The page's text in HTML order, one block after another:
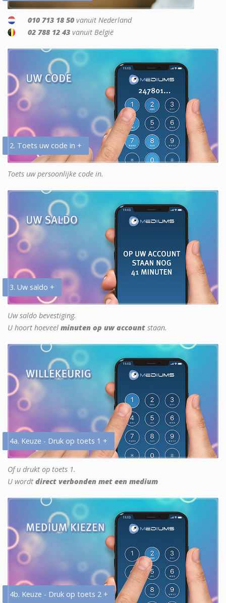
010 713 18 50 vanuit Nederland
02 788 12 43 vanuit België
2. Toets uw code in +
Toets uw persoonlijke code in.
3. Uw saldo +
Uw saldo bevestiging.
U hoort hoeveel minuten op uw account staan.
4a. Keuze - Druk op toets 1 +
Of u drukt op toets 1.
U wordt direct verbonden met een medium
4b. Keuze - Druk op toets 2 +